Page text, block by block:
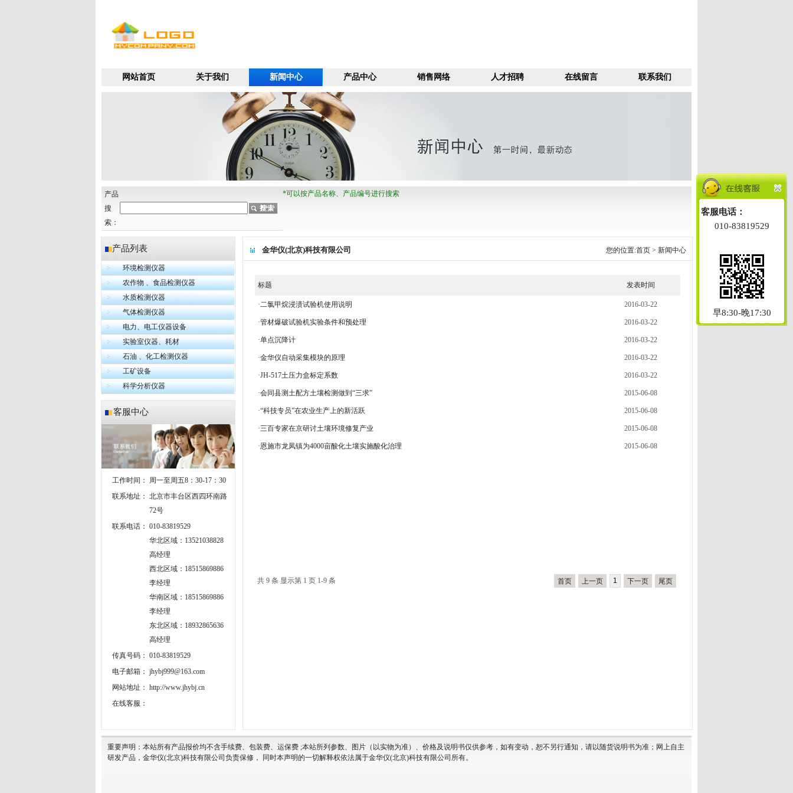
网站首页 关于我们 新闻中心 产品中心 销售网络 人才招聘 在线留言 联系我们
产品
搜
索：
*可以按产品名称、产品编号进行搜索
产品列表
环境检测仪器
农作物 、食品检测仪器
水质检测仪器
气体检测仪器
电力、电工仪器设备
实验室仪器、耗材
石油 、化工检测仪器
工矿设备
科学分析仪器
客服中心
工作时间：
周一至周五8：30-17：30
联系地址： 北京市丰台区西四环南路
72号
联系电话： 010-83819529
华北区域：13521038828
高经理
西北区域：18515869886
李经理
华南区域：18515869886
李经理
东北区域：18932865636
高经理
传真号码： 010-83819529
电子邮箱： jhybj999@163.com
网站地址： http://www.jhybj.cn
在线客服：
金华仪(北京)科技有限公司 您的位置:首页> 新闻中心
标题 发表时间
·二氯甲烷浸渍试验机使用说明 2016-03-22
·管材爆破试验机实验条件和预处理 2016-03-22
·单点沉降计 2016-03-22
·金华仪自动采集模块的原理 2016-03-22
·JH-517土压力盒标定系数 2016-03-22
·会同县测土配方土壤检测做到“三求” 2015-06-08
·“科技专员”在农业生产上的新活跃 2015-06-08
·三百专家在京研讨土壤环境修复产业 2015-06-08
·恩施市龙凤镇为4000亩酸化土壤实施酸化治理 2015-06-08
共 9 条 显示第 1 页 1-9 条 首页 上一页 1 下一页 尾页
重要声明：本站所有产品报价均不含手续费、包装费、运保费 ;本站所列参数、图片（以实物为准）、价格及说明书仅供参考，如有变动，恕不另行通知，请以随货说明书为准；网上自主
研发产品，金华仪(北京)科技有限公司负责保修， 同时本声明的一切解释权依法属于金华仪(北京)科技有限公司所有。
客服电话：
010-83819529
早8:30-晚17:30